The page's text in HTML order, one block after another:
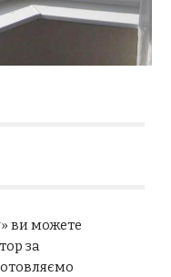
ви можете
за